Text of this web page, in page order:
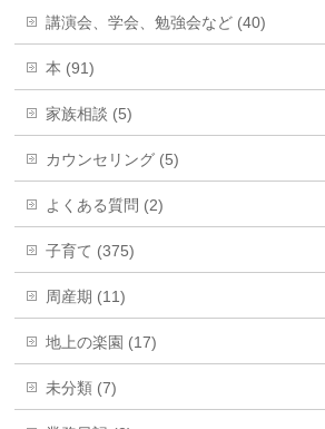
講演会、学会、勉強会など (40)
本 (91)
家族相談 (5)
カウンセリング (5)
よくある質問 (2)
子育て (375)
周産期 (11)
地上の楽園 (17)
未分類 (7)